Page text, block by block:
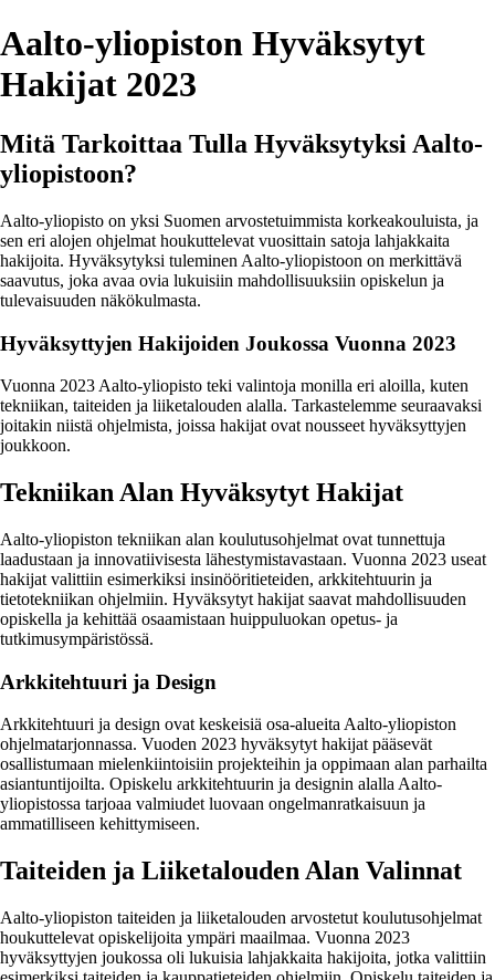
Aalto-yliopiston Hyväksytyt
Hakijat 2023
Mitä Tarkoittaa Tulla Hyväksytyksi Aalto-
yliopistoon?
Aalto-yliopisto on yksi Suomen arvostetuimmista korkeakouluista, ja
sen eri alojen ohjelmat houkuttelevat vuosittain satoja lahjakkaita
hakijoita. Hyväksytyksi tuleminen Aalto-yliopistoon on merkittävä
saavutus, joka avaa ovia lukuisiin mahdollisuuksiin opiskelun ja
tulevaisuuden näkökulmasta.
Hyväksyttyjen Hakijoiden Joukossa Vuonna 2023
Vuonna 2023 Aalto-yliopisto teki valintoja monilla eri aloilla, kuten
tekniikan, taiteiden ja liiketalouden alalla. Tarkastelemme seuraavaksi
joitakin niistä ohjelmista, joissa hakijat ovat nousseet hyväksyttyjen
joukkoon.
Tekniikan Alan Hyväksytyt Hakijat
Aalto-yliopiston tekniikan alan koulutusohjelmat ovat tunnettuja
laadustaan ja innovatiivisesta lähestymistavastaan. Vuonna 2023 useat
hakijat valittiin esimerkiksi insinööritieteiden, arkkitehtuurin ja
tietotekniikan ohjelmiin. Hyväksytyt hakijat saavat mahdollisuuden
opiskella ja kehittää osaamistaan huippuluokan opetus- ja
tutkimusympäristössä.
Arkkitehtuuri ja Design
Arkkitehtuuri ja design ovat keskeisiä osa-alueita Aalto-yliopiston
ohjelmatarjonnassa. Vuoden 2023 hyväksytyt hakijat pääsevät
osallistumaan mielenkiintoisiin projekteihin ja oppimaan alan parhailta
asiantuntijoilta. Opiskelu arkkitehtuurin ja designin alalla Aalto-
yliopistossa tarjoaa valmiudet luovaan ongelmanratkaisuun ja
ammatilliseen kehittymiseen.
Taiteiden ja Liiketalouden Alan Valinnat
Aalto-yliopiston taiteiden ja liiketalouden arvostetut koulutusohjelmat
houkuttelevat opiskelijoita ympäri maailmaa. Vuonna 2023
hyväksyttyjen joukossa oli lukuisia lahjakkaita hakijoita, jotka valittiin